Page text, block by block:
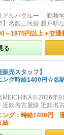
アルバクルー 勤務
】名鉄三河線 越戸駅
～1875円以上＋交通
る
販売スタッフ】
ング時給1400円☆名
MEICHIKA※2026年9
近鉄名古屋線 近鉄名
ング：時給1400円
給